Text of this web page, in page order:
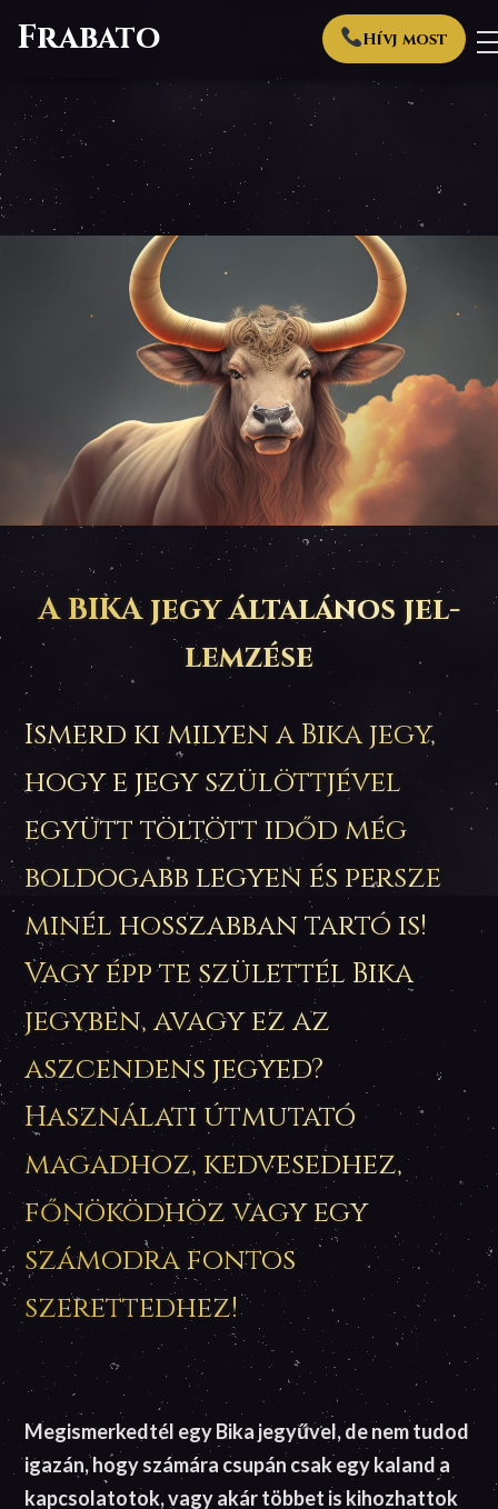
Frabato Hívj most
A BIKA jegy általá­nos jel­
lemzése
Ismerd ki milyen a Bika jegy,
hogy e jegy szülöttjével
együtt töltött időd még
boldogabb legyen és persze
minél hosszabban tartó is!
Vagy épp te születtél Bika
jegyben, avagy ez az
aszcendens jegyed?
Használati útmutató
magadhoz, kedvesedhez,
főnöködhöz vagy egy
számodra fontos
szerettedhez!
Megismerkedtél egy Bika jegyűvel, de nem tudod
igazán, hogy számára csupán csak egy kaland a
kapcsolatotok, vagy akár többet is kihozhattok